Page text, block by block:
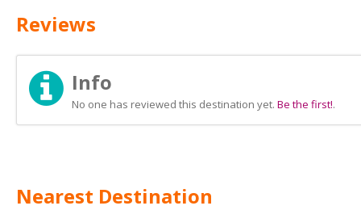
Reviews
Info
No one has reviewed this destination yet. Be the first!.
Nearest Destination